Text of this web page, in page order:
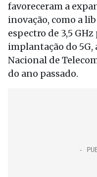
favoreceram a
inovação, como a
espectro de 3,5
implantação do
Nacional de
do ano passado.